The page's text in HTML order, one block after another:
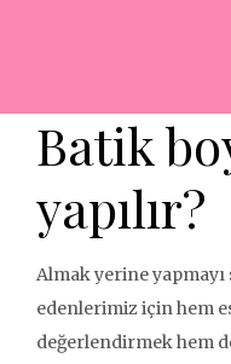
Batik
yapılır?
Almak yerine
edenlerimiz için hem
değerlendirmek hem